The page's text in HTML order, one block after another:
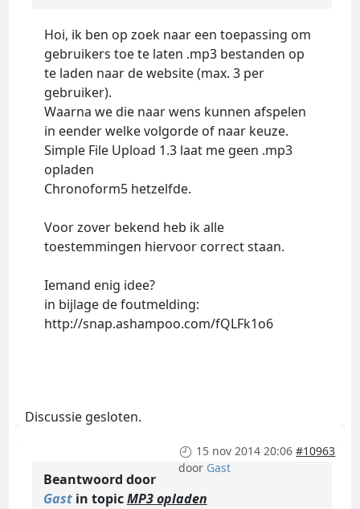
Hoi, ik ben op zoek naar een toepassing om
gebruikers toe te laten .mp3 bestanden op
te laden naar de website (max. 3 per
gebruiker).
Waarna we die naar wens kunnen afspelen
in eender welke volgorde of naar keuze.
Simple File Upload 1.3 laat me geen .mp3
opladen
Chronoform5 hetzelfde.
Voor zover bekend heb ik alle
toestemmingen hiervoor correct staan.
Iemand enig idee?
in bijlage de foutmelding:
http://snap.ashampoo.com/fQLFk1o6
Discussie gesloten.
15 nov 2014 20:06 #10963
door Gast
Beantwoord door
Gastin topicMP3 opladen